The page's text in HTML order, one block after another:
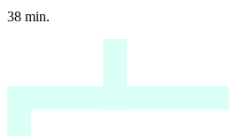
38 min.